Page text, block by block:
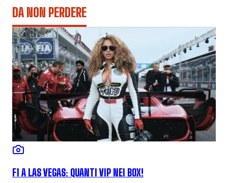
DA NON PERDERE
F1 A LAS VEGAS: QUANTI VIP NEI BOX!